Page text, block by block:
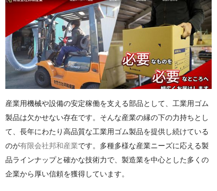
産業用機械や設備の安定稼働を支える部品として、工業用ゴム
製品は欠かせない存在です。そんな産業の縁の下の力持ちとし
て、長年にわたり高品質な工業用ゴム製品を提供し続けている
のが有限会社邦和産業です。多種多様な産業ニーズに応える製
品ラインナップと確かな技術力で、製造業を中心とした多くの
企業から厚い信頼を獲得しています。